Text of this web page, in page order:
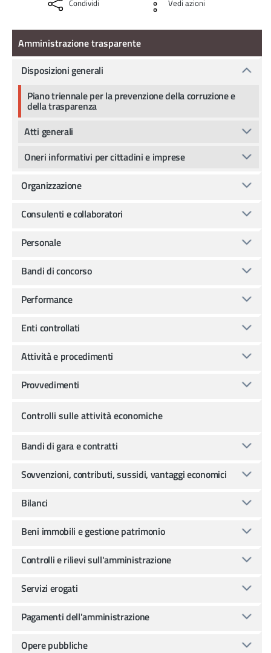
Condividi Vedi azioni
Amministrazione Trasparente
Amministrazione trasparente
Disposizioni generali
Piano triennale per la prevenzione della corruzione e
della trasparenza
Atti generali
Oneri informativi per cittadini e imprese
Organizzazione
Consulenti e collaboratori
Personale
Bandi di concorso
Performance
Enti controllati
Attività e procedimenti
Provvedimenti
Controlli sulle attività economiche
Bandi di gara e contratti
Sovvenzioni, contributi, sussidi, vantaggi economici
Bilanci
Beni immobili e gestione patrimonio
Controlli e rilievi sull'amministrazione
Servizi erogati
Pagamenti dell'amministrazione
Opere pubbliche